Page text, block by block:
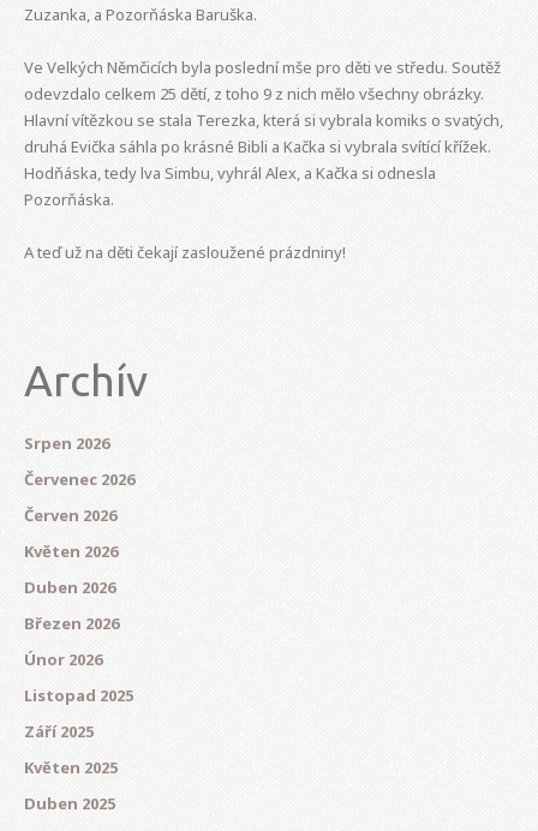
Zuzanka, a Pozorňáska Baruška.
Ve Velkých Němčicích byla poslední mše pro děti ve středu. Soutěž
odevzdalo celkem 25 dětí, z toho 9 z nich mělo všechny obrázky.
Hlavní vítězkou se stala Terezka, která si vybrala komiks o svatých,
druhá Evička sáhla po krásné Bibli a Kačka si vybrala svítící křížek.
Hodňáska, tedy lva Simbu, vyhrál Alex, a Kačka si odnesla
Pozorňáska.
A teď už na děti čekají zasloužené prázdniny!
Archív
Srpen 2026
Červenec 2026
Červen 2026
Květen 2026
Duben 2026
Březen 2026
Únor 2026
Listopad 2025
Září 2025
Květen 2025
Duben 2025